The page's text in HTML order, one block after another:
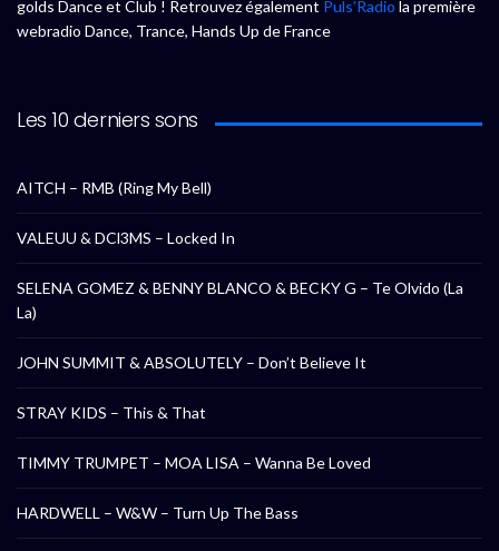
golds Dance et Club ! Retrouvez également Puls’Radio la première
webradio Dance, Trance, Hands Up de France
Les 10 derniers sons
AITCH – RMB (Ring My Bell)
VALEUU & DCl3MS – Locked In
SELENA GOMEZ & BENNY BLANCO & BECKY G – Te Olvido (La
La)
JOHN SUMMIT & ABSOLUTELY – Don’t Believe It
STRAY KIDS – This & That
TIMMY TRUMPET – MOA LISA – Wanna Be Loved
HARDWELL – W&W – Turn Up The Bass